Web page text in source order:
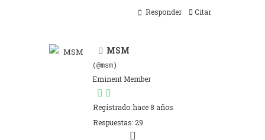
Responder Citar
MSM
(@msm)
Eminent Member
Registrado: hace 8 años
Respuestas: 29